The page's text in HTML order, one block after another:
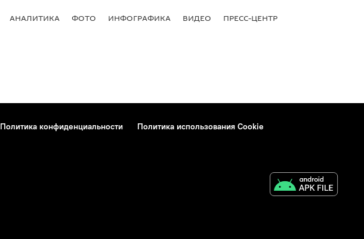
АНАЛИТИКА ФОТО ИНФОГРАФИКА ВИДЕО ПРЕСС-ЦЕНТР
Политика конфиденциальности
Политика использования Cookie